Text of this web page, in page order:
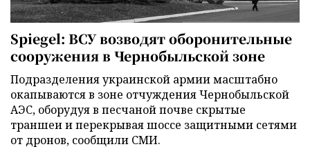
Spiegel: ВСУ возводят оборонительные
сооружения в Чернобыльской зоне
Подразделения украинской армии масштабно
окапываются в зоне отчуждения Чернобыльской
АЭС, оборудуя в песчаной почве скрытые
траншеи и перекрывая шоссе защитными сетями
от дронов, сообщили СМИ.